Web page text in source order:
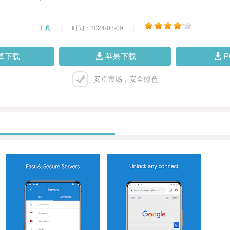
工具 时间：2024-08-09
下载 苹果下载
安卓市场，安全绿色